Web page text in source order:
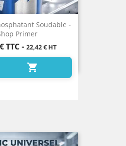
Soudable -
Primer
TTC- 22,42 € HT
